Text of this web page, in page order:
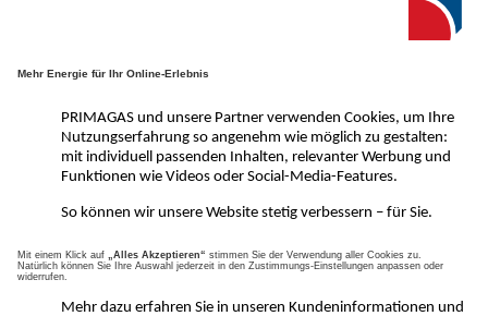
Kommt Flüssiggas für
mich infrage?
VoraussetzungsCheck